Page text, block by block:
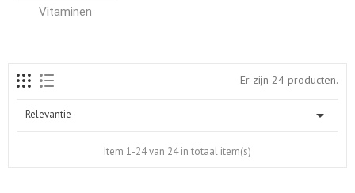
Vitaminen
Er zijn 24 producten.
Relevantie 
Item 1-24 van 24 in totaal item(s)